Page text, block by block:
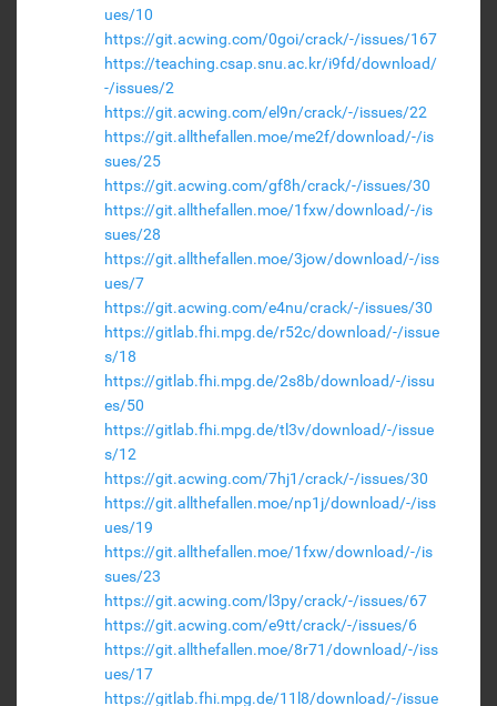
ues/10
https://git.acwing.com/0goi/crack/-/issues/167
https://teaching.csap.snu.ac.kr/i9fd/download/
-/issues/2
https://git.acwing.com/el9n/crack/-/issues/22
https://git.allthefallen.moe/me2f/download/-/is
sues/25
https://git.acwing.com/gf8h/crack/-/issues/30
https://git.allthefallen.moe/1fxw/download/-/is
sues/28
https://git.allthefallen.moe/3jow/download/-/iss
ues/7
https://git.acwing.com/e4nu/crack/-/issues/30
https://gitlab.fhi.mpg.de/r52c/download/-/issue
s/18
https://gitlab.fhi.mpg.de/2s8b/download/-/issu
es/50
https://gitlab.fhi.mpg.de/tl3v/download/-/issue
s/12
https://git.acwing.com/7hj1/crack/-/issues/30
https://git.allthefallen.moe/np1j/download/-/iss
ues/19
https://git.allthefallen.moe/1fxw/download/-/is
sues/23
https://git.acwing.com/l3py/crack/-/issues/67
https://git.acwing.com/e9tt/crack/-/issues/6
https://git.allthefallen.moe/8r71/download/-/iss
ues/17
https://gitlab.fhi.mpg.de/11l8/download/-/issue